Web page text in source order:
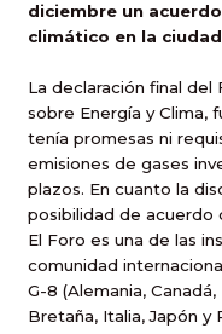
diciembre un
climático en la
La declaración final del
sobre Energía y Clima,
tenía promesas ni
emisiones de gases
plazos. En cuanto la
posibilidad de acuerdo
El Foro es una de las
comunidad
G-8 (Alemania,
Bretaña, Italia, Japón y